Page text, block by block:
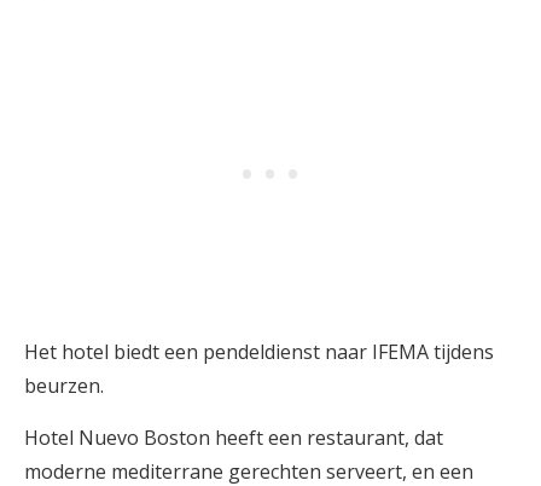
Het hotel biedt een pendeldienst naar IFEMA tijdens
beurzen.
Hotel Nuevo Boston heeft een restaurant, dat
moderne mediterrane gerechten serveert, en een